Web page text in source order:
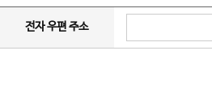
전자 우편 주소